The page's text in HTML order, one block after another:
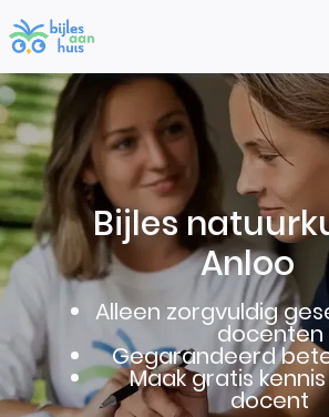
Bijles
Anloo
Alleen zorgvuldig
docenten
Gegarandeerd
Maak gratis
docent